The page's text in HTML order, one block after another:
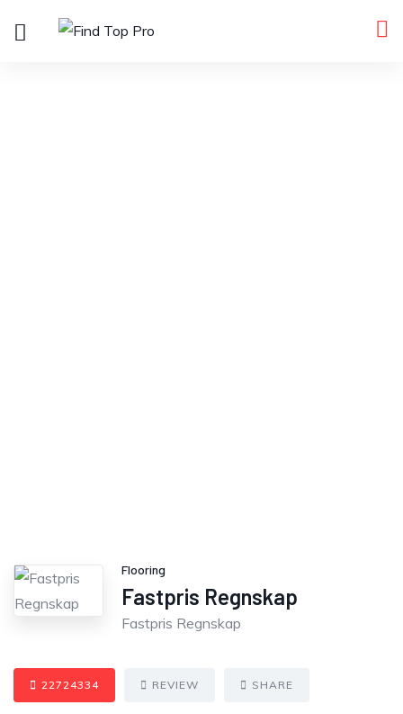
Flooring
Fastpris Regnskap
Fastpris Regnskap
22724334 REVIEW SHARE